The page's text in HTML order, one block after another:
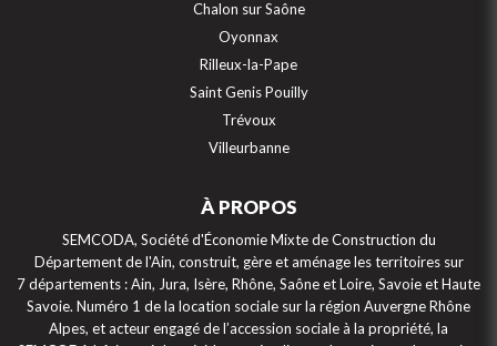
Chalon sur Saône
Oyonnax
Rilleux-la-Pape
Saint Genis Pouilly
Trévoux
Villeurbanne
À PROPOS
SEMCODA, Société d'Économie Mixte de Construction du
Département de l'Ain, construit, gère et aménage les territoires sur
7 départements : Ain, Jura, Isère, Rhône, Saône et Loire, Savoie et Haute
Savoie. Numéro 1 de la location sociale sur la région Auvergne Rhône
Alpes, et acteur engagé de l’accession sociale à la propriété, la